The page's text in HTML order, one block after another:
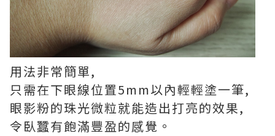
用法非常簡單,
只需在下眼線位置5mm以內輕輕塗一筆,
眼影粉的珠光微粒就能造出打亮的效果,
令臥蠶有飽滿豐盈的感覺。